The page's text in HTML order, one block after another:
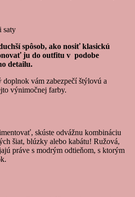
saty
spôsob, ako nosiť klasickú
ju do outfitu v podobe
detailu.
vám zabezpečí štýlovú a
výnimočnej farby.
skúste odvážnu kombináciu
šiat, blúzky alebo kabátu! Ružová,
práve s modrým odtieňom, s ktorým